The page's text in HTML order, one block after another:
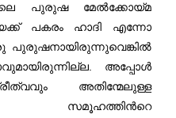
പുരുഷ മേൽക്കോയ്മ
പകരം ഹാദി എന്നോ
അപ്പോള്‍
അതിന്മേലുള്ള